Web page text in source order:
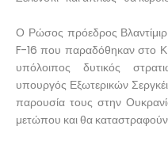
Ο Ρώσος πρόεδρος Βλαντίμιρ
F-16 που παραδόθηκαν στο
υπόλοιπος δυτικός
υπουργός Εξωτερικών
παρουσία τους στην
μετώπου και θα